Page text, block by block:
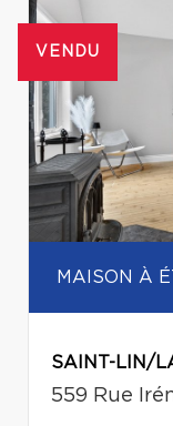
VENDU
MAISON À
SAINT-LIN/
559 Rue